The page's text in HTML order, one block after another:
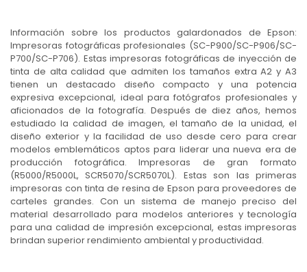
Información sobre los productos galardonados de Epson:
Impresoras fotográficas profesionales (SC-P900/SC-P906/SC-
P700/SC-P706). Estas impresoras fotográficas de inyección de
tinta de alta calidad que admiten los tamaños extra A2 y A3
tienen un destacado diseño compacto y una potencia
expresiva excepcional, ideal para fotógrafos profesionales y
aficionados de la fotografía. Después de diez años, hemos
estudiado la calidad de imagen, el tamaño de la unidad, el
diseño exterior y la facilidad de uso desde cero para crear
modelos emblemáticos aptos para liderar una nueva era de
producción fotográfica. Impresoras de gran formato
(R5000/R5000L, SCR5070/SCR5070L). Estas son las primeras
impresoras con tinta de resina de Epson para proveedores de
carteles grandes. Con un sistema de manejo preciso del
material desarrollado para modelos anteriores y tecnología
para una calidad de impresión excepcional, estas impresoras
brindan superior rendimiento ambiental y productividad.